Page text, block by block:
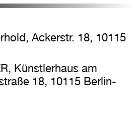
Ackerstr. 18, 10115
Künstlerhaus am
18, 10115 Berlin-